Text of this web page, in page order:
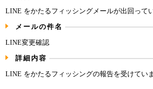
LINE をかたるフィッシングメールが出回って
メールの件名
LINE変更確認
詳細内容
LINE をかたるフィッシングの報告を受けていま